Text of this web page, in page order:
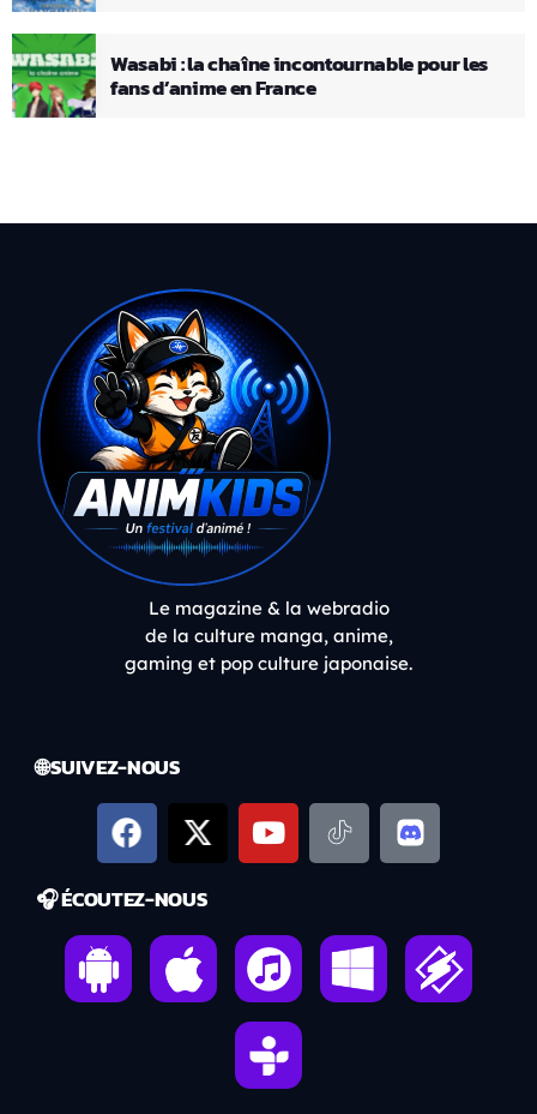
Wasabi : la chaîne incontournable pour les
fans d’anime en France
Le magazine & la webradio
de la culture manga, anime,
gaming et pop culture japonaise.
🌐 SUIVEZ-NOUS
🎧 ÉCOUTEZ-NOUS